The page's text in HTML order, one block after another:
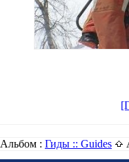
Альбом : Гиды :: Guides